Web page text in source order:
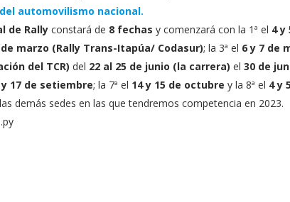
automovilismo nacional.
de Rally constará de 8 fechas y comenzará con la 1ª el 4 y
de marzo (Rally Trans-Itapúa/ Codasur); la 3ª el 6 y 7 de
del TCR) del 22 al 25 de junio (la carrera) el 30 de
y 17 de setiembre; la 7ª el 14 y 15 de octubre y la 8ª el 4 y
demás sedes en las que tendremos competencia en 2023.